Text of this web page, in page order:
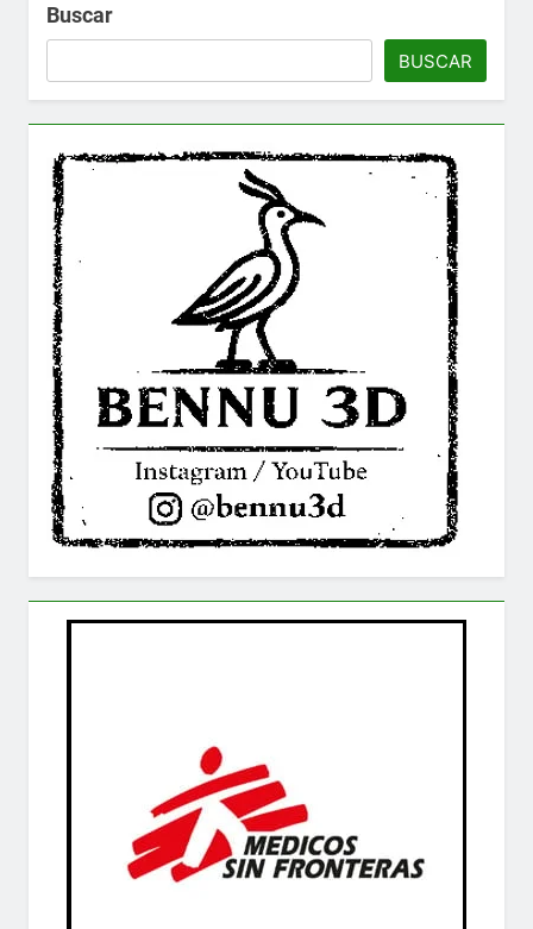
Buscar
BUSCAR